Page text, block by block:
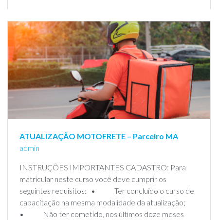
ATUALIZAÇÃO MOTOFRETE – Parceiro MA
admin
INSTRUÇÕES IMPORTANTES CADASTRO: Para
matricular neste curso você deve cumprir os
seguintes requisitos: • Ter concluído o curso de
capacitação na mesma modalidade da atualização;
• Não ter cometido, nos últimos doze meses